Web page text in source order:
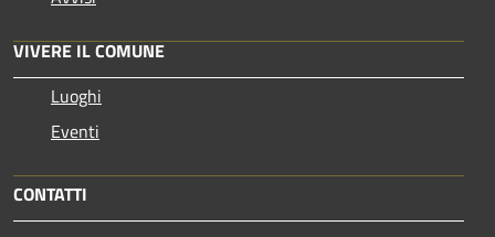
VIVERE IL COMUNE
Luoghi
Eventi
CONTATTI